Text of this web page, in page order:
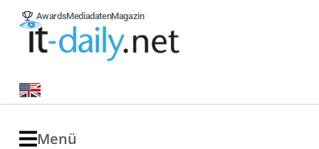
AwardsMediadatenMagazin
Menü